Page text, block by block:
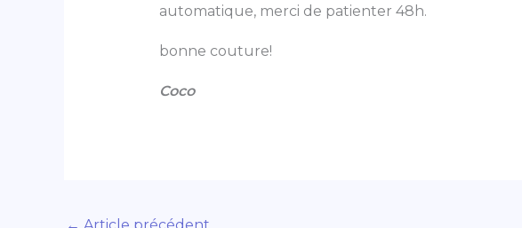
automatique, merci de patienter 48h.
bonne couture!
Coco